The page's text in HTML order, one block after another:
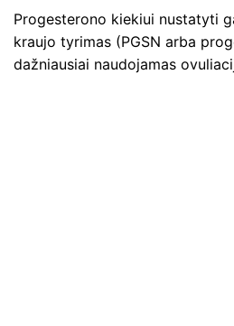
Progesterono kiekiui nustatyti
kraujo tyrimas (PGSN arba
dažniausiai naudojamas